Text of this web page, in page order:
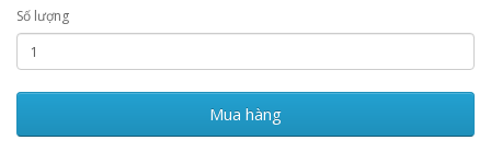
Số lượng
Mua hàng